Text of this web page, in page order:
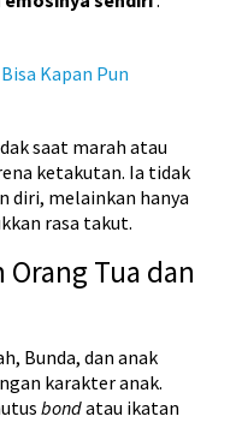
Kapan Pun
saat marah atau
ketakutan. Ia tidak
diri, melainkan hanya
rasa takut.
Tua dan
Bunda, dan anak
karakter anak.
bondatau ikatan